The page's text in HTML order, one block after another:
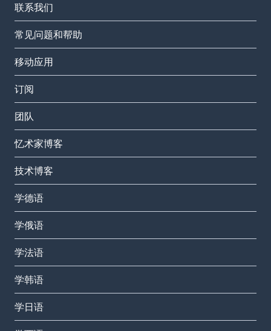
联系我们
常见问题和帮助
移动应用
订阅
团队
忆术家博客
技术博客
学德语
学俄语
学法语
学韩语
学日语